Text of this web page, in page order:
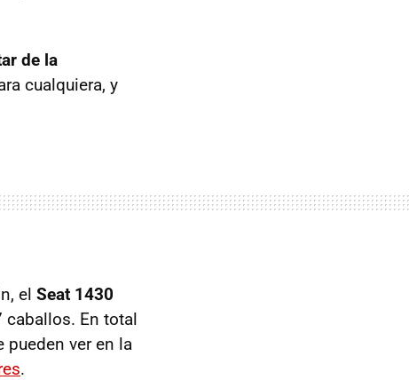
de la
cualquiera, y
el Seat 1430
caballos. En total
pueden ver en la
.